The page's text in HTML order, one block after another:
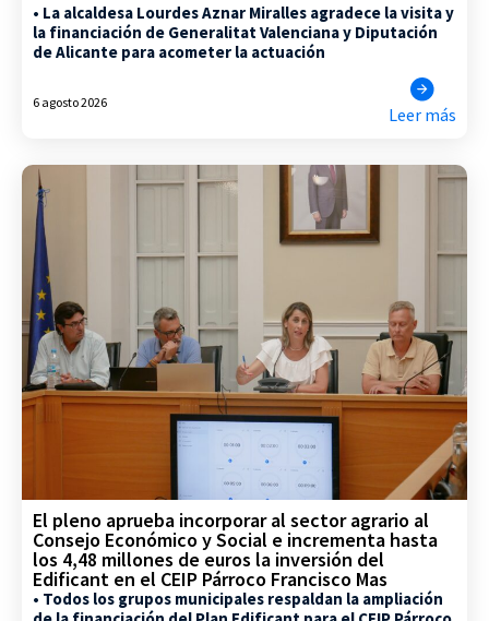
• La alcaldesa Lourdes Aznar Miralles agradece la visita y
la financiación de Generalitat Valenciana y Diputación
de Alicante para acometer la actuación
6 agosto 2026
Leer más
El pleno aprueba incorporar al sector agrario al
Consejo Económico y Social e incrementa hasta
los 4,48 millones de euros la inversión del
Edificant en el CEIP Párroco Francisco Mas
• Todos los grupos municipales respaldan la ampliación